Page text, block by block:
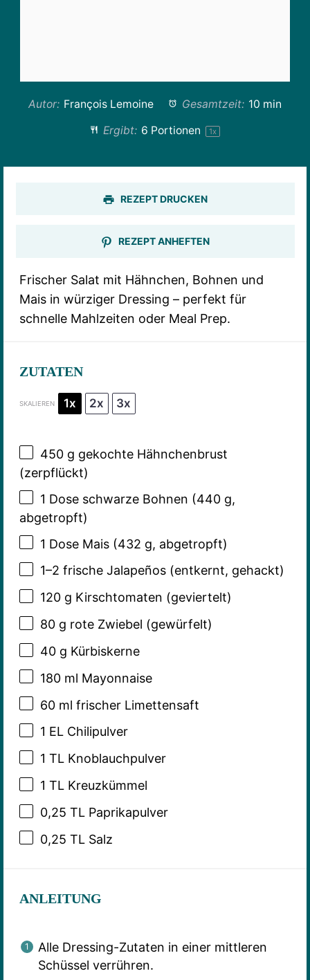
Autor: François Lemoine Gesamtzeit: 10 min
Ergibt: 6 Portionen 1x
REZEPT DRUCKEN
REZEPT ANHEFTEN
Frischer Salat mit Hähnchen, Bohnen und
Mais in würziger Dressing – perfekt für
schnelle Mahlzeiten oder Meal Prep.
ZUTATEN
SKALIEREN 1x 2x 3x
450 g gekochte Hähnchenbrust
(zerpflückt)
1 Dose schwarze Bohnen (440 g,
abgetropft)
1 Dose Mais (432 g, abgetropft)
1–2 frische Jalapeños (entkernt, gehackt)
120 g Kirschtomaten (geviertelt)
80 g rote Zwiebel (gewürfelt)
40 g Kürbiskerne
180ml Mayonnaise
60ml frischer Limettensaft
1 EL Chilipulver
1 TL Knoblauchpulver
1 TL Kreuzkümmel
0,25 TL Paprikapulver
0,25 TL Salz
ANLEITUNG
Alle Dressing-Zutaten in einer mittleren
Schüssel verrühren.